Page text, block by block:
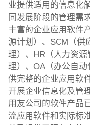
业提供适用的信息化
同发展阶段的管理需
丰富的企业应用软件
源计划）、SCM（供
理）、HR（人力资
理）、OA（办公自
供完整的企业应用软
开展企业信息化及管
用友公司的软件产品
流应用软件和实际标